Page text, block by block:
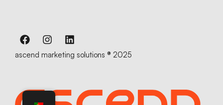
ascend marketing solutions ® 2025